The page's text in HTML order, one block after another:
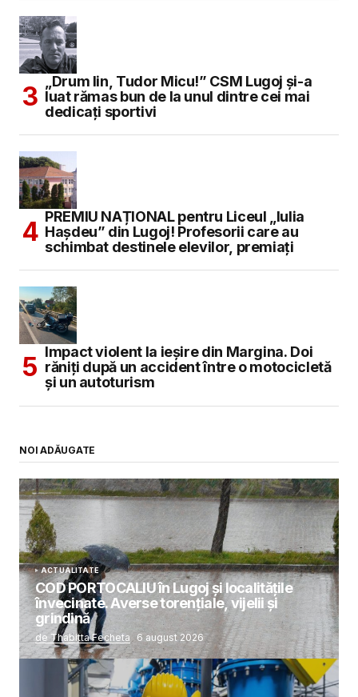
„Drum lin, Tudor Micu!” CSM Lugoj și-a
luat rămas bun de la unul dintre cei mai
dedicați sportivi
PREMIU NAȚIONAL pentru Liceul „Iulia
Hașdeu” din Lugoj! Profesorii care au
schimbat destinele elevilor, premiați
Impact violent la ieșire din Margina. Doi
răniți după un accident între o motocicletă
și un autoturism
NOI ADĂUGATE
ACTUALITATE
COD PORTOCALIU în Lugoj și localitățile
învecinate. Averse torențiale, vijelii și
grindină
de Thabitta Fecheta 6 august 2026